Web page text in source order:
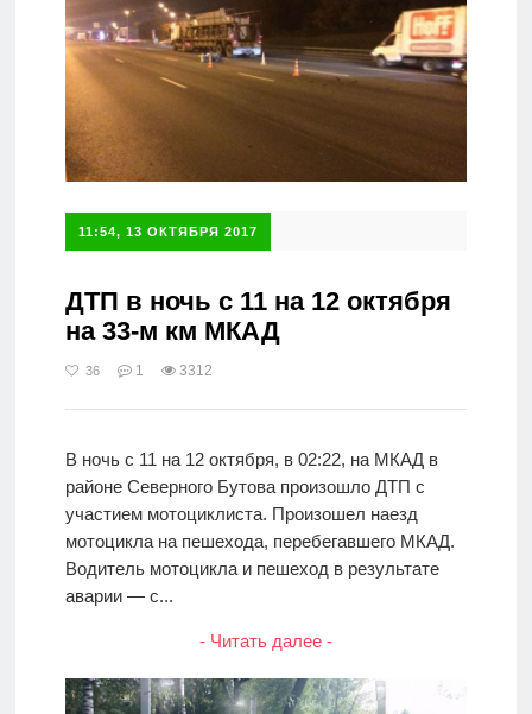
11:54, 13 ОКТЯБРЯ 2017
ДТП в ночь с 11 на 12 октября
на 33-м км МКАД
36 1 3312
В ночь с 11 на 12 октября, в 02:22, на МКАД в
районе Северного Бутова произошло ДТП с
участием мотоциклиста. Произошел наезд
мотоцикла на пешехода, перебегавшего МКАД.
Водитель мотоцикла и пешеход в результате
аварии — с...
- Читать далее -